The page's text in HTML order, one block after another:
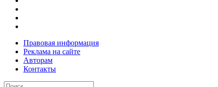
Правовая информация
Реклама на сайте
Авторам
Контакты